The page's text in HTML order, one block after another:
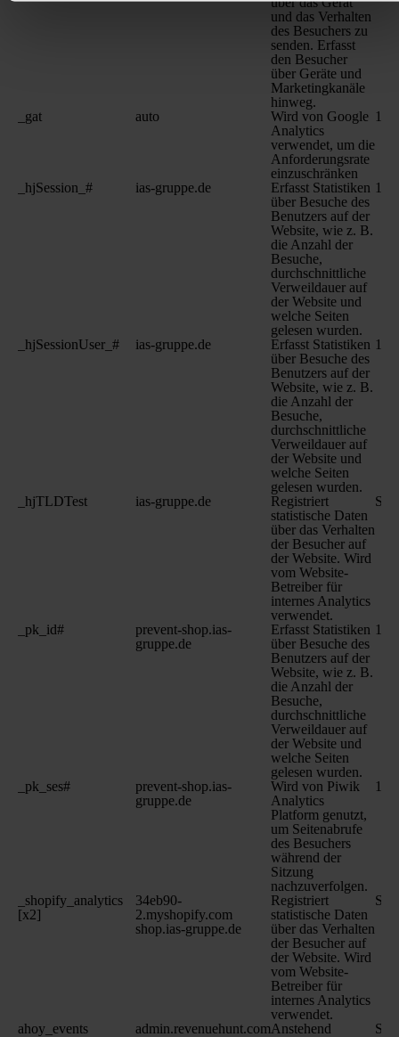
und das Verhalten
des Besuchers zu
senden. Erfasst
den Besucher
über Geräte und
Marketingkanäle
hinweg.
_gat auto
Wird von Google
Analytics
verwendet, um die
Anforderungsrate
einzuschränken
1
_hjSession_# ias-gruppe.de
Erfasst Statistiken
über Besuche des
Benutzers auf der
Website, wie z. B.
die Anzahl der
Besuche,
durchschnittliche
Verweildauer auf
der Website und
welche Seiten
gelesen wurden.
1
_hjSessionUser_# ias-gruppe.de
Erfasst Statistiken
über Besuche des
Benutzers auf der
Website, wie z. B.
die Anzahl der
Besuche,
durchschnittliche
Verweildauer auf
der Website und
welche Seiten
gelesen wurden.
1
_hjTLDTest ias-gruppe.de
Registriert
statistische Daten
über das Verhalten
der Besucher auf
der Website. Wird
vom Website-
Betreiber für
internes Analytics
verwendet.
_pk_id#
prevent-shop.ias-
gruppe.de
Erfasst Statistiken
über Besuche des
Benutzers auf der
Website, wie z. B.
die Anzahl der
Besuche,
durchschnittliche
Verweildauer auf
der Website und
welche Seiten
gelesen wurden.
1
_pk_ses#
prevent-shop.ias-
gruppe.de
Wird von Piwik
Analytics
Platform genutzt,
um Seitenabrufe
des Besuchers
während der
Sitzung
nachzuverfolgen.
1
_shopify_analytics
[x2]
34eb90-
2.myshopify.com
shop.ias-gruppe.de
Registriert
statistische Daten
über das Verhalten
der Besucher auf
der Website. Wird
vom Website-
Betreiber für
internes Analytics
verwendet.
ahoy_events admin.revenuehunt.comAnstehend